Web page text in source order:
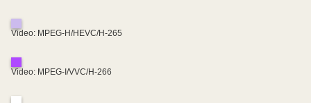
Video: MPEG-H/HEVC/H-265
Video: MPEG-I/VVC/H-266